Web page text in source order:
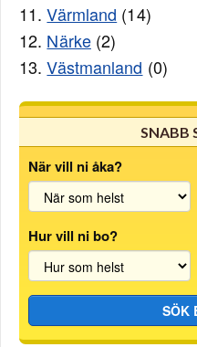
11.Värmland (14)
12. Närke(2)
13.Västmanland (0)
SNABB
När vill ni åka?
Hur vill ni bo?
SÖK